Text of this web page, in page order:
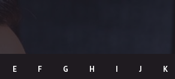
E F G H I J K